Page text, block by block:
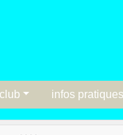
infos pratiques